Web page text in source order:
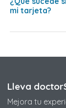
mi tarjeta?
Lleva
Mejora tu